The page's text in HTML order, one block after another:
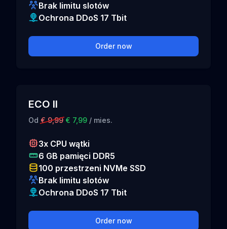
Brak limitu slotów
Ochrona DDoS 17 Tbit
Order now
ECO II
Od € 9,99 € 7,99 / mies.
3x CPU wątki
6 GB pamięci DDR5
100 przestrzeni NVMe SSD
Brak limitu slotów
Ochrona DDoS 17 Tbit
Order now